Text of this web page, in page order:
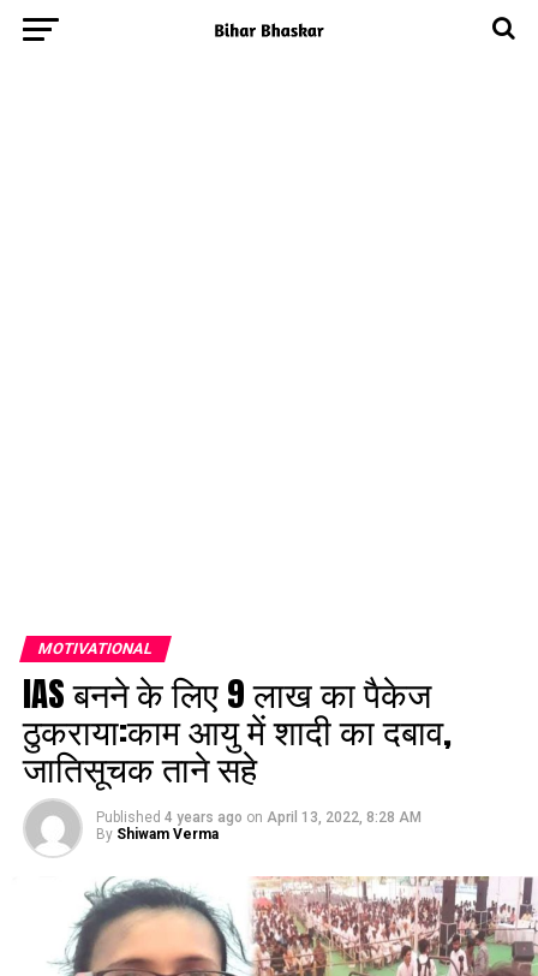
MOTIVATIONAL
IAS बनने के लिए 9 लाख का पैकेज
ठुकराया:काम आयु में शादी का दबाव,
जातिसूचक ताने सहे
Published 4 years ago on April 13, 2022, 8:28 AM
By Shiwam Verma